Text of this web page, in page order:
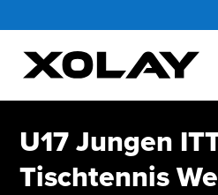
U17 Jungen
Tischtennis